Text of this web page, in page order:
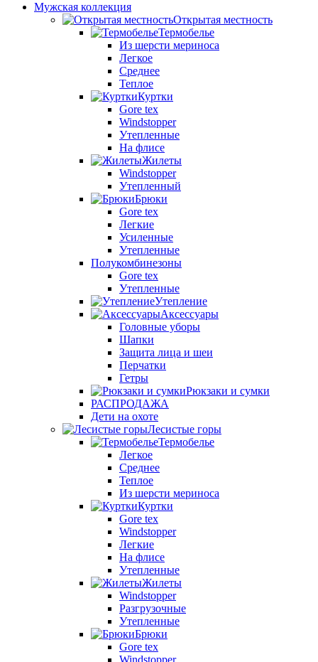
Мужская коллекция
Открытая местность
Термобелье
Из шерсти мериноса
Легкое
Среднее
Теплое
Куртки
Gore tex
Windstopper
Утепленные
На флисе
Жилеты
Windstopper
Утепленный
Брюки
Gore tex
Легкие
Усиленные
Утепленные
Полукомбинезоны
Gore tex
Утепленные
Утепление
Аксессуары
Головные уборы
Шапки
Защита лица и шеи
Перчатки
Гетры
Рюкзаки и сумки
РАСПРОДАЖА
Дети на охоте
Лесистые горы
Термобелье
Легкое
Среднее
Теплое
Из шерсти мериноса
Куртки
Gore tex
Windstopper
Легкие
На флисе
Утепленные
Жилеты
Windstopper
Разгрузочные
Утепленные
Брюки
Gore tex
Windstopper